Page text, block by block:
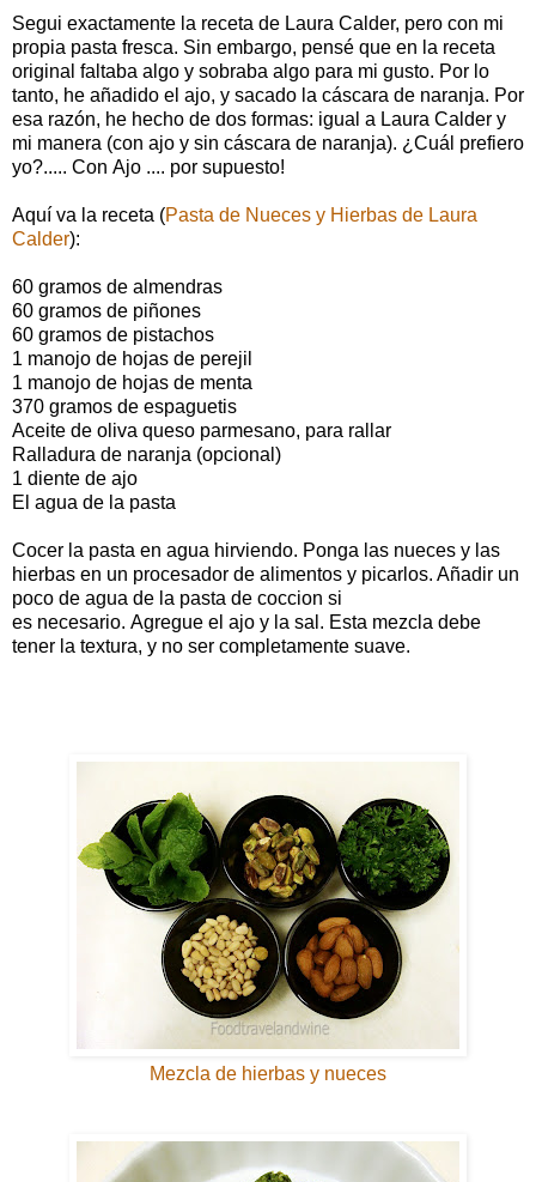
Segui exactamente la receta de Laura Calder, pero con mi
propia pasta fresca. Sin embargo, pensé que en la receta
original faltaba algo y sobraba algo para mi gusto. Por lo
tanto, he añadido el ajo, y sacado la cáscara de naranja. Por
esa razón, he hecho de dos formas: igual a Laura Calder y
mi manera (con ajo y sin cáscara de naranja). ¿Cuál prefiero
yo?..... Con Ajo .... por supuesto!
Aquí va la receta (Pasta de Nueces y Hierbas de Laura
Calder):
60 gramos de almendras
60 gramos de piñones
60 gramos de pistachos
1 manojo de hojas de perejil
1 manojo de hojas de menta
370 gramos de espaguetis
Aceite de oliva queso parmesano, para rallar
Ralladura de naranja (opcional)
1 diente de ajo
El agua de la pasta
Cocer la pasta en agua hirviendo. Ponga las nueces y las
hierbas en un procesador de alimentos y picarlos. Añadir un
poco de agua de la pasta de coccion si
es necesario. Agregue el ajo y la sal. Esta mezcla debe
tener la textura, y no ser completamente suave.
Mezcla de hierbas y nueces